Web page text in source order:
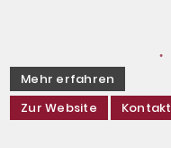
Mehr erfahren
Zur Website
Kontakt